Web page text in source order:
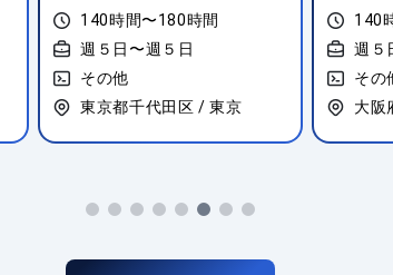
140時間〜180時間
週５日〜週５日
その他
東京都千代田区 / 東京
140
週５
その
大阪